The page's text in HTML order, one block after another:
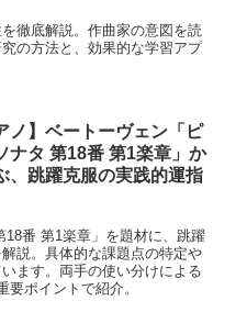
徹底解説。作曲家の意図を読
の方法と、効果的な学習アプ
ノ】ベートーヴェン「ピ
ナタ 第18番 第1楽章」か
、跳躍克服の実践的運指
番 第1楽章」を題材に、跳躍
説。具体的な課題点の特定や
ます。両手の使い分けによる
ポイントで紹介。